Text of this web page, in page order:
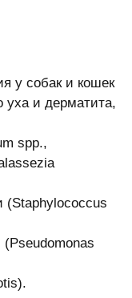
у собак и кошек
уха и дерматита,
spp.,
(Staphylococcus